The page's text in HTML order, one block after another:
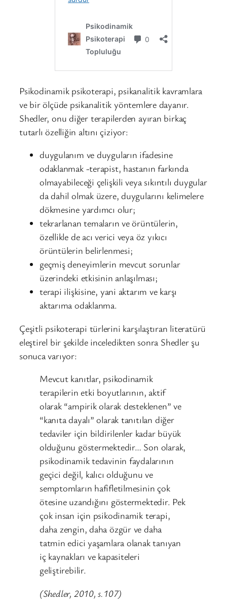
Psikodinamik psikoterapi, psikanalitik kavramlara
ve bir ölçüde psikanalitik yöntemlere dayanır.
Shedler, onu diğer terapilerden ayıran birkaç
tutarlı özelliğin altını çiziyor:
duygulanım ve duyguların ifadesine
odaklanmak -terapist, hastanın farkında
olmayabileceği çelişkili veya sıkıntılı duygular
da dahil olmak üzere, duygularını kelimelere
dökmesine yardımcı olur;
tekrarlanan temaların ve örüntülerin,
özellikle de acı verici veya öz yıkıcı
örüntülerin belirlenmesi;
geçmiş deneyimlerin mevcut sorunlar
üzerindeki etkisinin anlaşılması;
terapi ilişkisine, yani aktarım ve karşı
aktarıma odaklanma.
Çeşitli psikoterapi türlerini karşılaştıran literatürü
eleştirel bir şekilde inceledikten sonra Shedler şu
sonuca varıyor:
Mevcut kanıtlar, psikodinamik
terapilerin etki boyutlarının, aktif
olarak “ampirik olarak desteklenen” ve
“kanıta dayalı” olarak tanıtılan diğer
tedaviler için bildirilenler kadar büyük
olduğunu göstermektedir… Son olarak,
psikodinamik tedavinin faydalarının
geçici değil, kalıcı olduğunu ve
semptomların hafifletilmesinin çok
ötesine uzandığını göstermektedir. Pek
çok insan için psikodinamik terapi,
daha zengin, daha özgür ve daha
tatmin edici yaşamlara olanak tanıyan
iç kaynakları ve kapasiteleri
geliştirebilir.
(Shedler, 2010, s.107)